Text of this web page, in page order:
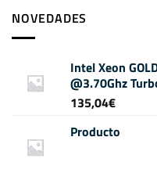
NOVEDADES
Intel Xeon
@3.70Ghz
135,04€
Producto